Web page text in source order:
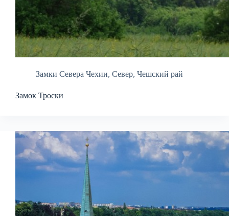
Замки Севера Чехии, Север, Чешский рай
Замок Троски